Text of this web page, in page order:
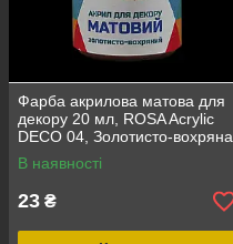
Фарба акрилова матова для
декору 20 мл, ROSA Acrylic
DECO 04, Золотисто-вохряна
В наявності
23 ₴